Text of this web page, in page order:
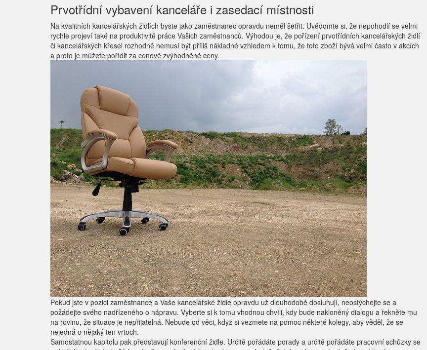
Prvotřídní vybavení kanceláře i zasedací místnosti
Na kvalitních kancelářských židlích byste jako zaměstnanec opravdu neměl šetřit. Uvědomte si, že nepohodlí se velmi
rychle projeví také na produktivitě práce Vašich zaměstnanců. Výhodou je, že pořízení prvotřídních kancelářských židlí
či kancelářských křesel rozhodně nemusí být příliš nákladné vzhledem k tomu, že toto zboží bývá velmi často v akcích
a proto je můžete pořídit za cenově zvýhodněné ceny.
Pokud jste v pozici zaměstnance a Vaše kancelářské židle opravdu už dlouhodobě dosluhují, neostýchejte se a
požádejte svého nadřízeného o nápravu. Vyberte si k tomu vhodnou chvíli, kdy bude nakloněný dialogu a řekněte mu
na rovinu, že situace je nepřijatelná. Nebude od věci, když si vezmete na pomoc některé kolegy, aby věděl, že se
nejedná o nějaký ten vrtoch.
Samostatnou kapitolu pak představují konferenční židle. Určitě pořádáte porady a určitě pořádáte pracovní schůzky se